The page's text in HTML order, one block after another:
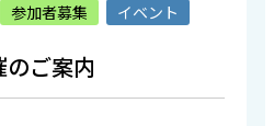
参加者募集 イベント
ご案内